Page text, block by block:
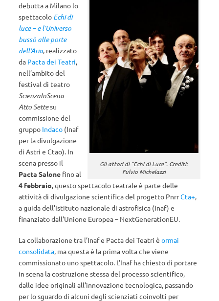
Gli attori di “Echi di Luce”. Crediti:
Fulvio Michelazzi
debutta a Milano lo
spettacolo Echi di
luce – e l’Universo
bussò alle porte
dell’Aria, realizzato
da Pacta dei Teatri,
nell’ambito del
festival di teatro
ScienzaInScena –
Atto Settesu
commissione del
gruppo Indaco (Inaf
per la divulgazione
di Astri e Ctao). In
scena presso il
Pacta Salone fino al
4 febbraio, questo spettacolo teatrale è parte delle
attività di divulgazione scientifica del progetto PnrrCta+,
a guida dell’Istituto nazionale di astrofisica (Inaf) e
finanziato dall’Unione Europea – NextGenerationEU.
La collaborazione tra l’Inaf e Pacta dei Teatri è ormai
consolidata, ma questa è la prima volta che viene
commissionato uno spettacolo. L’Inaf ha chiesto di portare
in scena la costruzione stessa del processo scientifico,
dalle idee originali all’innovazione tecnologica, passando
per lo sguardo di alcuni degli scienziati coinvolti per